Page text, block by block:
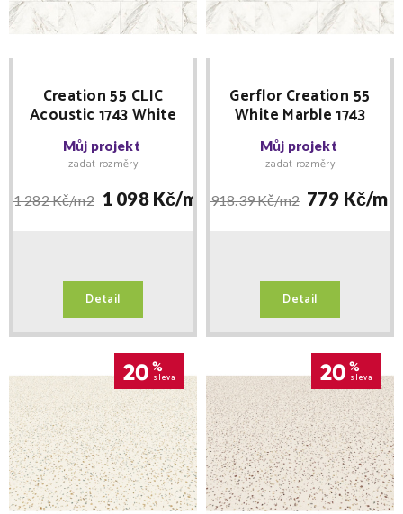
Creation 55 CLIC
Acoustic 1743 White
Marble 389 x729
MNOŽSTEVNÍ SLEVY
Můj projekt
zadat rozměry
1 282 Kč/m2 1 098 Kč/m2
Detail
Gerflor Creation 55
White Marble 1743
lepená 457x914
MNOŽSTEVNÍ SLEVY
Můj projekt
zadat rozměry
918.39 Kč/m2 779 Kč/m2
Detail
20 %
sleva 20 %
sleva